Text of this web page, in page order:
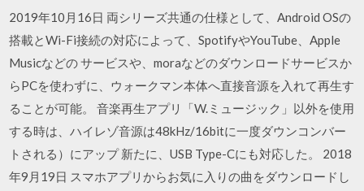
2019年10月16日 両シリーズ共通の仕様として、Android OSの
搭載とWi-Fi接続の対応によって、SpotifyやYouTube、Apple
Musicなどの サービスや、moraなどのダウンロードサービスか
らPCを使わずに、ウォークマン本体へ直接音源を入れて再生す
ることが可能。 音楽再生アプリ「W.ミュージック」以外を使用
する時は、ハイレゾ音源は48kHz/16bitに一度ダウンコンバー
トされる）にアップ 新たに、USB Type-Cにも対応した。 2018
年9月19日 スマホアプリからお気に入りの曲をダウンロードし